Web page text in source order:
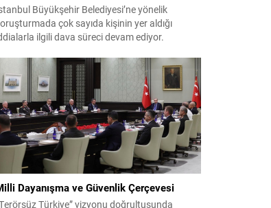
Büyükşehir Belediyesi’ne yönelik
çok sayıda kişinin yer aldığı
ilgili dava süreci devam ediyor.
sanıkların tutukluluk hallerini ayrı ayrı
değerlendirdi. İnceleme sonucunda, aralarında
Ekrem İmamoğlu’nun da bulunduğu 53 tutuklu
tutukluluk hallerinin sürdürülmesine
verildi. İddialar ve değerlendirilen talepler
kapsamında sanıklara yöneltilen...
Dayanışma ve Güvenlik Çerçevesi
Türkiye” vizyonu doğrultusunda